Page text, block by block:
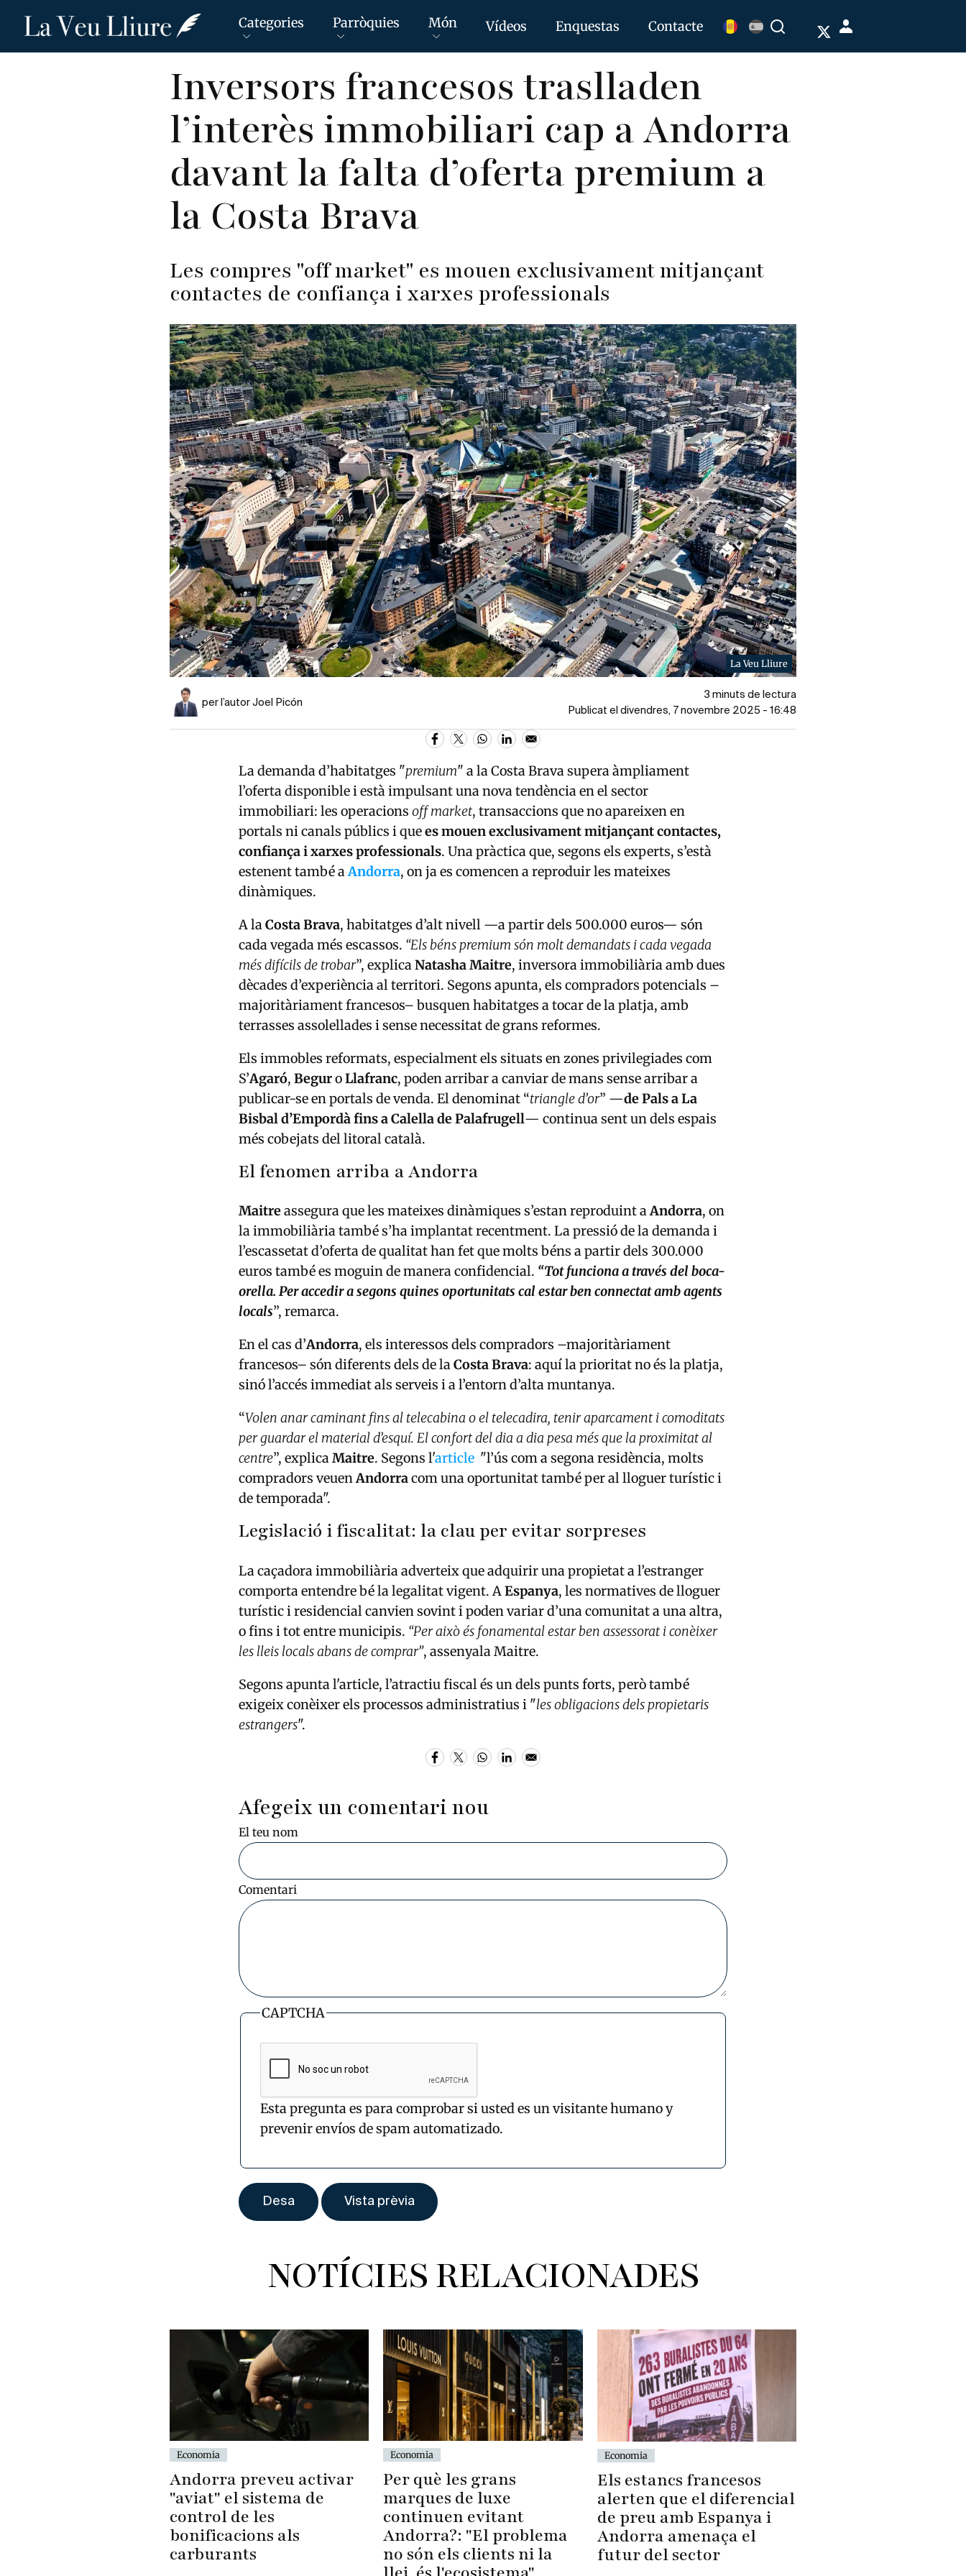
Vés
Categories Parròquies Món Vídeos Enquestas Contacte Buscar Menú
de
Inversors francesos traslladen
l’interès immobiliari cap a Andorra
davant la falta d’oferta premium a
la Costa Brava
Les compres "off market" es mouen exclusivament mitjançant
contactes de confiança i xarxes professionals
La Veu Lliure
per l’autor Joel Picón
3 minuts de lectura
Publicat el divendres, 7 novembre 2025 - 16:48
La demanda d’habitatges "premium" a la Costa Brava supera àmpliament
l’oferta disponible i està impulsant una nova tendència en el sector
immobiliari: les operacions off market, transaccions que no apareixen en
portals ni canals públics i quees mouen exclusivament mitjançant contactes,
confiança i xarxes professionals. Una pràctica que, segons els experts, s’està
estenent també aAndorra, on ja es comencen a reproduir les mateixes
dinàmiques.
A laCosta Brava, habitatges d’alt nivell —a partir dels 500.000 euros— són
cada vegada més escassos. “Els béns premium són molt demandats i cada vegada
més difícils de trobar”, explicaNatasha Maitre, inversora immobiliària amb dues
dècades d’experiència al territori. Segons apunta, els compradors potencials –
majoritàriament francesos– busquen habitatges a tocar de la platja, amb
terrasses assolellades i sense necessitat de grans reformes.
Els immobles reformats, especialment els situats en zones privilegiades com
S’Agaró, BeguroLlafranc, poden arribar a canviar de mans sense arribar a
publicar-se en portals de venda. El denominat “triangle d’or” —de Pals a La
Bisbal d’Empordà fins a Calella de Palafrugell— continua sent un dels espais
més cobejats del litoral català.
El fenomen arriba a Andorra
Maitreassegura que les mateixes dinàmiques s’estan reproduint aAndorra, on
la immobiliària també s’ha implantat recentment. La pressió de la demanda i
l’escassetat d’oferta de qualitat han fet que molts béns a partir dels 300.000
euros també es moguin de manera confidencial. “Tot funciona a través del boca-
orella. Per accedir a segons quines oportunitats cal estar ben connectat amb agents
locals”, remarca.
En el cas d’Andorra, els interessos dels compradors –majoritàriament
francesos– són diferents dels de laCosta Brava: aquí la prioritat no és la platja,
sinó l’accés immediat als serveis i a l’entorn d’alta muntanya.
“Volen anar caminant fins al telecabina o el telecadira, tenir aparcament i comoditats
per guardar el material d’esquí. El confort del dia a dia pesa més que la proximitat al
centre”, explicaMaitre. Segons l'article "l’ús com a segona residència, molts
compradors veuenAndorracom una oportunitat també per al lloguer turístic i
de temporada".
Legislació i fiscalitat: la clau per evitar sorpreses
La caçadora immobiliària adverteix que adquirir una propietat a l’estranger
comporta entendre bé la legalitat vigent. AEspanya, les normatives de lloguer
turístic i residencial canvien sovint i poden variar d’una comunitat a una altra,
o fins i tot entre municipis. “Per això és fonamental estar ben assessorat i conèixer
les lleis locals abans de comprar”, assenyala Maitre.
Segons apunta l'article, l’atractiu fiscal és un dels punts forts, però també
exigeix conèixer els processos administratius i "les obligacions dels propietaris
estrangers".
Afegeix un comentari nou
El teu nom
Comentari
CAPTCHA
Esta pregunta es para comprobar si usted es un visitante humano y
prevenir envíos de spam automatizado.
NOTÍCIES RELACIONADES
Economia
Andorra preveu activar
"aviat" el sistema de
control de les
bonificacions als
carburants
Economia
Per què les grans
marques de luxe
continuen evitant
Andorra?: "El problema
no són els clients ni la
Economia
Els estancs francesos
alerten que el diferencial
de preu amb Espanya i
Andorra amenaça el
futur del sector